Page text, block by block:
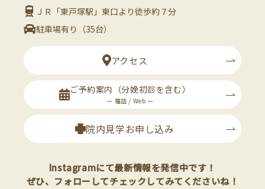
ＪＲ「東戸塚駅」東口より徒歩約７分
駐車場有り（35台）
アクセス
ご予約案内 （分娩初診を含む）
ー 電話 / Web ー
院内見学お申し込み
Instagramにて最新情報を発信中です！
ぜひ、フォローしてチェックしてみてくださいね！